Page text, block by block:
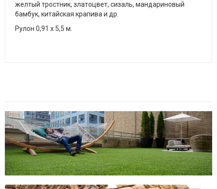
желтый тростник, златоцвет, сизаль, мандариновый
бамбук, китайская крапива и др.
Рулон 0,91 х 5,5 м.